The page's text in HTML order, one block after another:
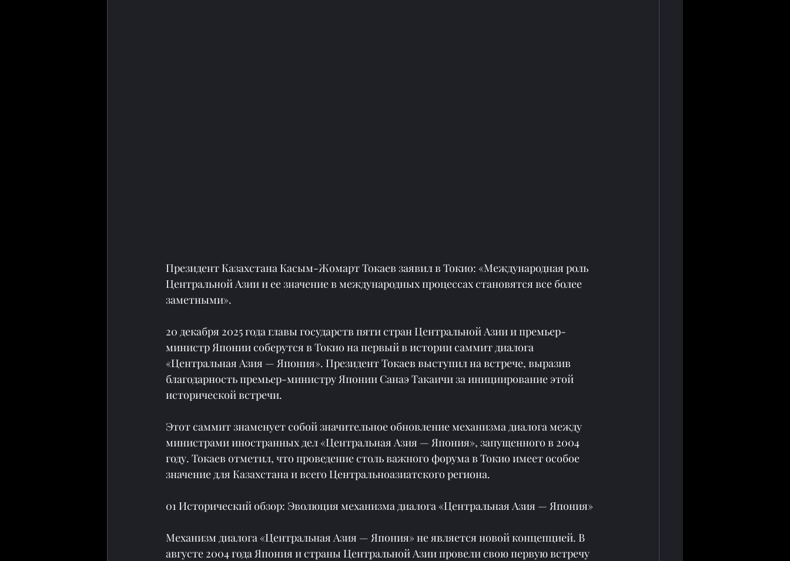
Президент Казахстана Касым-Жомарт Токаев заявил в Токио: «Международная роль
Центральной Азии и ее значение в международных процессах становятся все более
заметными».
20 декабря 2025 года главы государств пяти стран Центральной Азии и премьер-
министр Японии соберутся в Токио на первый в истории саммит диалога
«Центральная Азия — Япония». Президент Токаев выступил на встрече, выразив
благодарность премьер-министру Японии Санаэ Такаичи за инициирование этой
исторической встречи.
Этот саммит знаменует собой значительное обновление механизма диалога между
министрами иностранных дел «Центральная Азия — Япония», запущенного в 2004
году. Токаев отметил, что проведение столь важного форума в Токио имеет особое
значение для Казахстана и всего Центральноазиатского региона.
01 Исторический обзор: Эволюция механизма диалога «Центральная Азия — Япония»
Механизм диалога «Центральная Азия — Япония» не является новой концепцией. В
августе 2004 года Япония и страны Центральной Азии провели свою первую встречу